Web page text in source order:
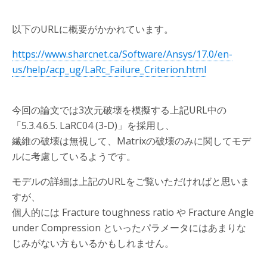
以下のURLに概要がかかれています。
https://www.sharcnet.ca/Software/Ansys/17.0/en-
us/help/acp_ug/LaRc_Failure_Criterion.html
今回の論文では3次元破壊を模擬する上記URL中の
「5.3.4.6.5. LaRC04 (3-D)」を採用し、
繊維の破壊は無視して、Matrixの破壊のみに関してモデ
ルに考慮しているようです。
モデルの詳細は上記のURLをご覧いただければと思いま
すが、
個人的には Fracture toughness ratio や Fracture Angle
under Compression といったパラメータにはあまりな
じみがない方もいるかもしれません。